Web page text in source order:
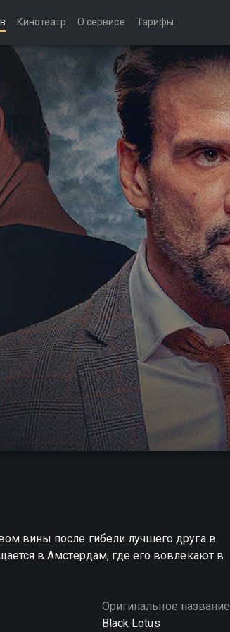
Кинотеатр О сервисе Тарифы
вины после гибели лучшего друга в
в Амстердам, где его вовлекают в
Оригинальное название
Black Lotus